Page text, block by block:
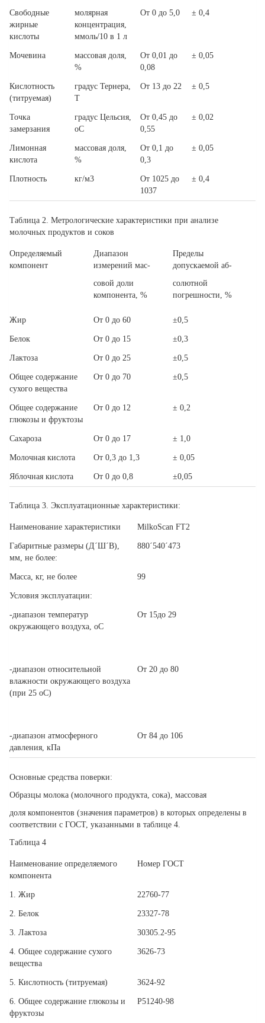
Свободные
жирные
кислоты
молярная
концентрация,
ммоль/10 в 1 л
От 0 до 5,0 ± 0,4
Мочевина
массовая доля,
%
От 0,01 до
0,08
± 0,05
Кислотность
(титруемая)
градус Тернера,
Т
От 13 до 22 ± 0,5
Точка
замерзания
градус Цельсия,
оС
От 0,45 до
0,55
± 0,02
Лимонная
кислота
массовая доля,
%
От 0,1 до
0,3
± 0,05
Плотность кг/м3
От 1025 до
1037
± 0,4
Таблица 2. Метрологические характеристики при анализе
молочных продуктов и соков
Определяемый
компонент
Диапазон
измерений мас-
совой доли
компонента, %
Пределы
допускаемой аб-
солютной
погрешности, %
Жир От 0 до 60 ±0,5
Белок От 0 до 15 ±0,3
Лактоза От 0 до 25 ±0,5
Общее содержание
сухого вещества
От 0 до 70 ±0,5
Общее содержание
глюкозы и фруктозы
От 0 до 12 ± 0,2
Сахароза От 0 до 17 ± 1,0
Молочная кислота От 0,3 до 1,3 ± 0,05
Яблочная кислота От 0 до 0,8 ±0,05
Таблица 3. Эксплуатационные характеристики:
Наименование характеристики MilkoScan FT2
Габаритные размеры (Д´Ш´В),
мм, не более:
880´540´473
Масса, кг, не более 99
Условия эксплуатации:
-диапазон температур
окружающего воздуха, оС
От 15до 29
-диапазон относительной
влажности окружающего воздуха
(при 25 оС)
От 20 до 80
-диапазон атмосферного
давления, кПа
От 84 до 106
Основные средства поверки:
Образцы молока (молочного продукта, сока), массовая
доля компонентов (значения параметров) в которых определены в
соответствии с ГОСТ, указанными в таблице 4.
Таблица 4
Наименование определяемого
компонента
Номер ГОСТ
1. Жир 22760-77
2. Белок 23327-78
3. Лактоза 30305.2-95
4. Общее содержание сухого
вещества
3626-73
5. Кислотность (титруемая) 3624-92
6. Общее содержание глюкозы и
фруктозы
Р51240-98